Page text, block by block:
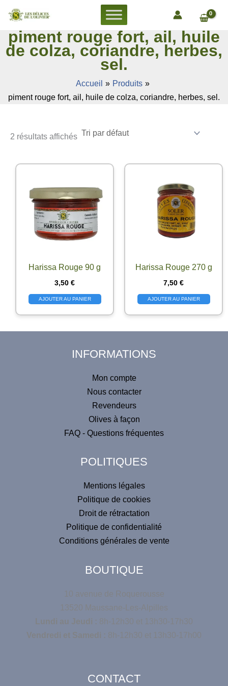
Aller
contenu
piment rouge fort, ail, huile
de colza, coriandre, herbes,
sel.
Accueil
Produits
piment rouge fort, ail, huile de colza, coriandre, herbes, sel.
2 résultats affichés
Harissa Rouge 90 g
3,50 €
AJOUTER AU PANIER
Harissa Rouge 270 g
7,50 €
AJOUTER AU PANIER
INFORMATIONS
Mon compte
Nous contacter
Revendeurs
Olives à façon
FAQ - Questions fréquentes
POLITIQUES
Mentions légales
Politique de cookies
Droit de rétractation
Politique de confidentialité
Conditions générales de vente
BOUTIQUE
10 avenue de Roquerousse
13520 Maussane-Les-Alpilles
Lundi au Jeudi : 8h-12h30 et 13h30-17h30
Vendredi et Samedi : 8h-12h30 et 13h30-17h00
CONTACT